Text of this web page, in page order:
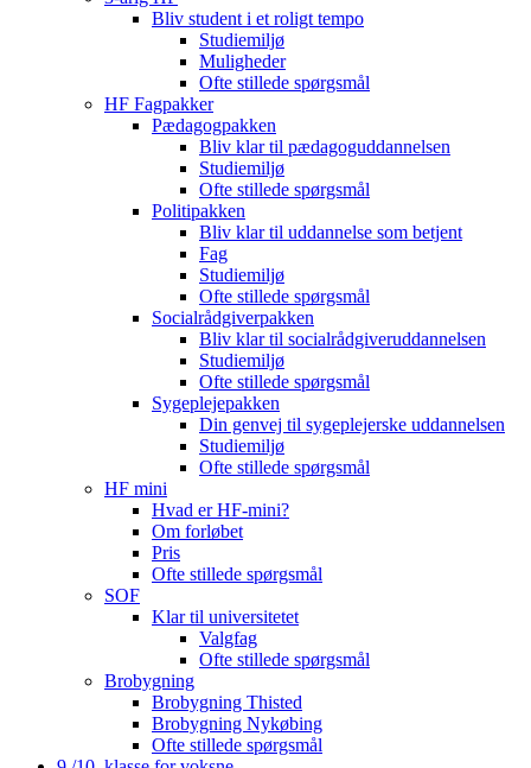
Bliv student i et roligt tempo
Studiemiljø
Muligheder
Ofte stillede spørgsmål
HF Fagpakker
Pædagogpakken
Bliv klar til pædagoguddannelsen
Studiemiljø
Ofte stillede spørgsmål
Politipakken
Bliv klar til uddannelse som betjent
Fag
Studiemiljø
Ofte stillede spørgsmål
Socialrådgiverpakken
Bliv klar til socialrådgiveruddannelsen
Studiemiljø
Ofte stillede spørgsmål
Sygeplejepakken
Din genvej til sygeplejerske uddannelsen
Studiemiljø
Ofte stillede spørgsmål
HF mini
Hvad er HF-mini?
Om forløbet
Pris
Ofte stillede spørgsmål
SOF
Klar til universitetet
Valgfag
Ofte stillede spørgsmål
Brobygning
Brobygning Thisted
Brobygning Nykøbing
Ofte stillede spørgsmål